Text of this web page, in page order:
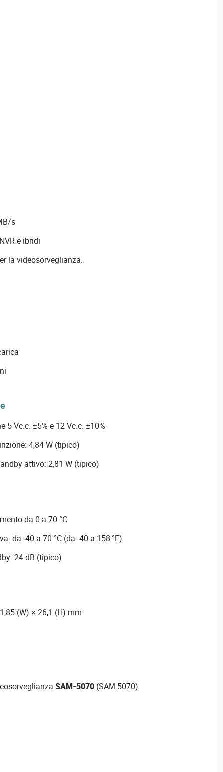
s
e ibridi
la videosorveglianza.
5 Vc.c. ±5% e 12 Vc.c. ±10%
4,84 W (tipico)
attivo: 2,81 W (tipico)
da 0 a 70 °C
da -40 a 70 °C (da -40 a 158 °F)
24 dB (tipico)
(W) × 26,1 (H) mm
SAM-5070(SAM-5070)